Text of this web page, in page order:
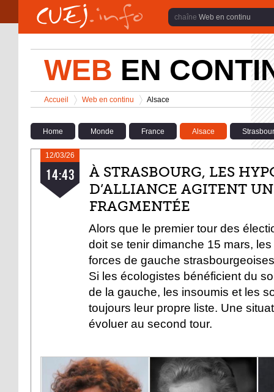
Aller au contenu principal
Web en continu
WEB EN
Vous êtes ici
Accueil
>
Web en continu
>
Alsace
Home Monde France Alsace
À LA UNE
12/03/26
14:43
À STRASBOURG, LES
D’ALLIANCE AGITENT
FRAGMENTÉE
Alors que le premier tour des
doit se tenir dimanche 15 mars,
forces de gauche
Si les écologistes bénéficient du
de la gauche, les insoumis et les
toujours leur propre liste. Une
évoluer au second tour.